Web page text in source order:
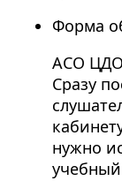
Форма
АСО ЦДО
Сразу
нужно